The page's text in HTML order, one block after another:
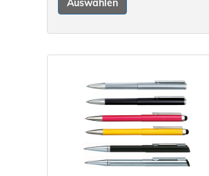
Auswählen